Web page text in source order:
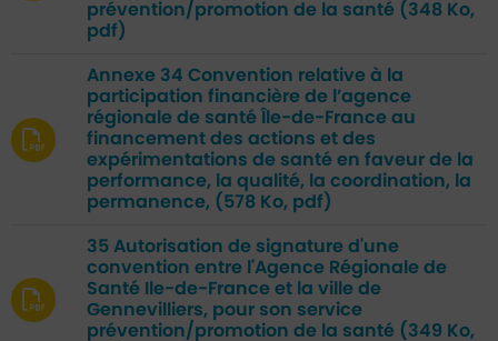
prévention/promotion de la santé (348 Ko,
pdf)
Annexe 34 Convention relative à la
participation financière de l’agence
régionale de santé Île-de-France au
financement des actions et des
expérimentations de santé en faveur de la
performance, la qualité, la coordination, la
permanence, (578 Ko, pdf)
35 Autorisation de signature d'une
convention entre l'Agence Régionale de
Santé Ile-de-France et la ville de
Gennevilliers, pour son service
prévention/promotion de la santé (349 Ko,